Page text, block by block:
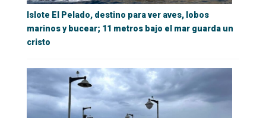
Islote El Pelado, destino para ver aves, lobos
marinos y bucear; 11 metros bajo el mar guarda un
cristo